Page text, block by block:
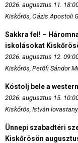
2026. augusztus 11.
Kiskőrös, Oázis Apostoli
Sakkra fel! –
iskolásokat
2026. augusztus 12.
Kiskőrös, Petőfi Sándor
Kóstolj bele a
2026. augusztus 15.
Kiskőrös, István
Ünnepi szabadtéri
Kiskőrösön